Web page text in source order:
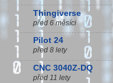
Thingiverse
před 6 měsíci
Pilot 24
před 8 lety
CNC 3040Z-DQ
před 11 lety